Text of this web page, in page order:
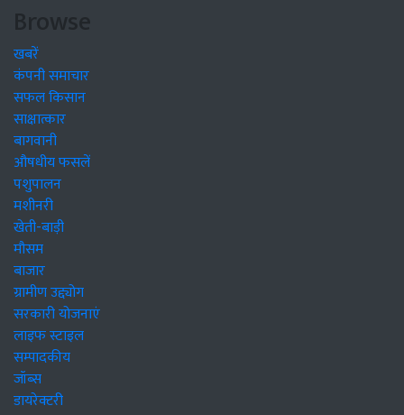
Browse
खबरें
कंपनी समाचार
सफल किसान
साक्षात्कार
बागवानी
औषधीय फसलें
पशुपालन
मशीनरी
खेती-बाड़ी
मौसम
बाजार
ग्रामीण उद्द्योग
सरकारी योजनाएं
लाइफ स्टाइल
सम्पादकीय
जॉब्स
डायरेक्टरी